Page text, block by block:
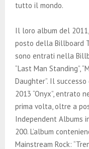
tutto il mondo.
Il loro album del
posto della Billboard
sono entrati nella
“Last Man Standing”,
Daughter”. Il
2013 “Onyx”, entrato
prima volta, oltre a
Independent Albums
200. L’album
Mainstream Rock: